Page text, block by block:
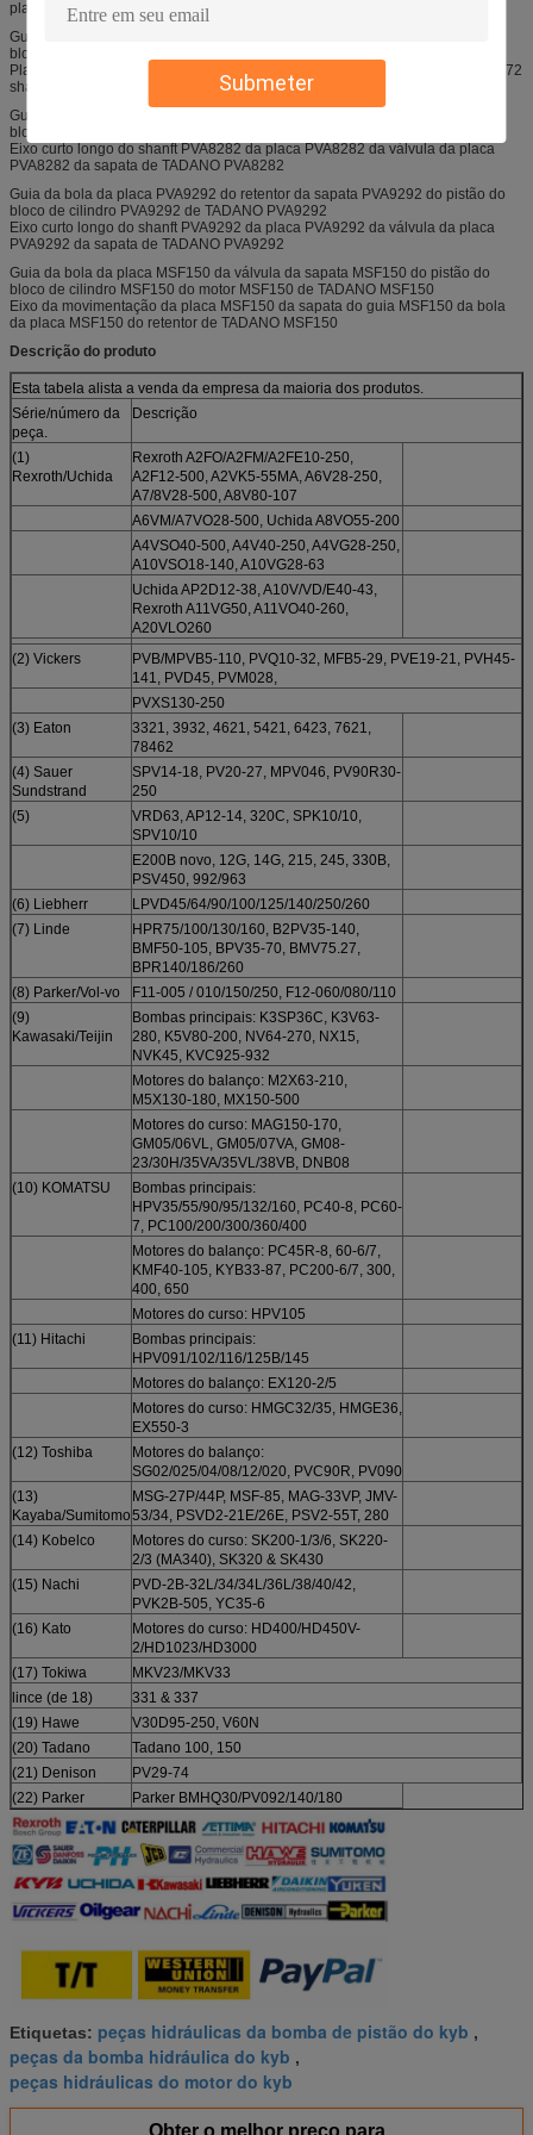
Submeter
placa PVA6565-102 da sapata de TADANO PVA6565-102
Guia da bola da placa PVA7272 do retentor da sapata PVA7272 do pistão do
bloco de cilindro PVA7272 de TADANO PVA7272
Placa da válvula da placa PVA7272 da sapata de TADANO PVA7272, PVA7272
shanft longo, eixo PVA7272 curto
Guia da bola da placa PVA8282 do retentor da sapata PVA8282 do pistão do
bloco de cilindro PVA8282 de TADANO PVA8282
Eixo curto longo do shanft PVA8282 da placa PVA8282 da válvula da placa
PVA8282 da sapata de TADANO PVA8282
Guia da bola da placa PVA9292 do retentor da sapata PVA9292 do pistão do
bloco de cilindro PVA9292 de TADANO PVA9292
Eixo curto longo do shanft PVA9292 da placa PVA9292 da válvula da placa
PVA9292 da sapata de TADANO PVA9292
Guia da bola da placa MSF150 da válvula da sapata MSF150 do pistão do
bloco de cilindro MSF150 do motor MSF150 de TADANO MSF150
Eixo da movimentação da placa MSF150 da sapata do guia MSF150 da bola
da placa MSF150 do retentor de TADANO MSF150
Descrição do produto
Esta tabela alista a venda da empresa da maioria dos produtos.
Série/número da
peça.
Descrição
(1)
Rexroth/Uchida
Rexroth A2FO/A2FM/A2FE10-250,
A2F12-500, A2VK5-55MA, A6V28-250,
A7/8V28-500, A8V80-107
A6VM/A7VO28-500, Uchida A8VO55-200
A4VSO40-500, A4V40-250, A4VG28-250,
A10VSO18-140, A10VG28-63
Uchida AP2D12-38, A10V/VD/E40-43,
Rexroth A11VG50, A11VO40-260,
A20VLO260
(2) Vickers
PVB/MPVB5-110, PVQ10-32, MFB5-29, PVE19-21, PVH45-
141, PVD45, PVM028,
PVXS130-250
(3) Eaton
3321, 3932, 4621, 5421, 6423, 7621,
78462
(4) Sauer
Sundstrand
SPV14-18, PV20-27, MPV046, PV90R30-
250
(5)
VRD63, AP12-14, 320C, SPK10/10,
SPV10/10
E200B novo, 12G, 14G, 215, 245, 330B,
PSV450, 992/963
(6) Liebherr
LPVD45/64/90/100/125/140/250/260
(7) Linde
HPR75/100/130/160, B2PV35-140,
BMF50-105, BPV35-70, BMV75.27,
BPR140/186/260
(8) Parker/Vol-vo
F11-005 / 010/150/250, F12-060/080/110
(9)
Kawasaki/Teijin
Bombas principais: K3SP36C, K3V63-
280, K5V80-200, NV64-270, NX15,
NVK45, KVC925-932
Motores do balanço: M2X63-210,
M5X130-180, MX150-500
Motores do curso: MAG150-170,
GM05/06VL, GM05/07VA, GM08-
23/30H/35VA/35VL/38VB, DNB08
(10) KOMATSU
Bombas principais:
HPV35/55/90/95/132/160, PC40-8, PC60-
7, PC100/200/300/360/400
Motores do balanço: PC45R-8, 60-6/7,
KMF40-105, KYB33-87, PC200-6/7, 300,
400, 650
Motores do curso: HPV105
(11) Hitachi
Bombas principais:
HPV091/102/116/125B/145
Motores do balanço: EX120-2/5
Motores do curso: HMGC32/35, HMGE36,
EX550-3
(12) Toshiba
Motores do balanço:
SG02/025/04/08/12/020, PVC90R, PV090
(13)
Kayaba/Sumitomo
MSG-27P/44P, MSF-85, MAG-33VP, JMV-
53/34, PSVD2-21E/26E, PSV2-55T, 280
(14) Kobelco
Motores do curso: SK200-1/3/6, SK220-
2/3 (MA340), SK320 & SK430
(15) Nachi
PVD-2B-32L/34/34L/36L/38/40/42,
PVK2B-505, YC35-6
(16) Kato
Motores do curso: HD400/HD450V-
2/HD1023/HD3000
(17) Tokiwa
MKV23/MKV33
lince (de 18)
331 & 337
(19) Hawe
V30D95-250, V60N
(20) Tadano
Tadano 100, 150
(21) Denison
PV29-74
(22) Parker
Parker BMHQ30/PV092/140/180
Etiquetas: peças hidráulicas da bomba de pistão do kyb ,
peças da bomba hidráulica do kyb ,
peças hidráulicas do motor do kyb